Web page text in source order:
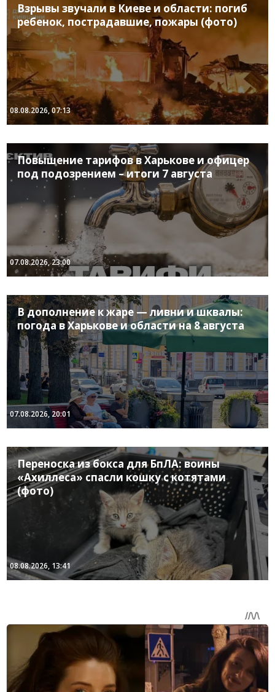
Взрывы звучали в Киеве и области: погиб
ребенок, пострадавшие, пожары (фото)
08.08.2026, 07:13
Повышение тарифов в Харькове и офицер
под подозрением – итоги 7 августа
07.08.2026, 23:00
В дополнение к жаре — ливни и шквалы:
погода в Харькове и области на 8 августа
07.08.2026, 20:01
Переноска из бокса для БпЛА: воины
«Ахиллеса» спасли кошку с котятами
(фото)
08.08.2026, 13:41